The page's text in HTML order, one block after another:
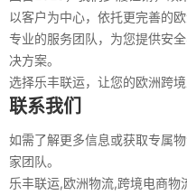
以客户为中心，依托更完善的
专业的服务团队，为您提供安
决方案。
选择乐丰联运，让您的欧洲跨境
联系我们
如需了解更多信息或获取专属
家团队。
乐丰联运,欧洲物流,跨境电商物